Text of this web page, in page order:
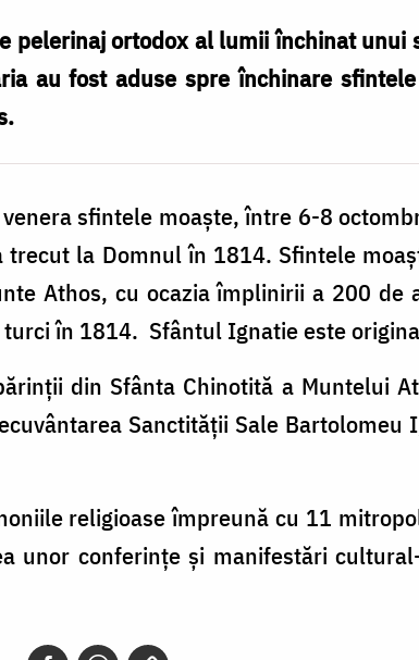
pelerinaj ortodox al lumii închinat
au fost aduse spre închinare
sfintele moaşte, între 6-8
trecut la Domnul în 1814. Sfintele
Athos, cu ocazia împlinirii a 200 de
în 1814. Sfântul Ignatie este
din Sfânta Chinotită a Muntelui
Sanctităţii Sale Bartolomeu
religioase împreună cu 11
unor conferinţe şi manifestări